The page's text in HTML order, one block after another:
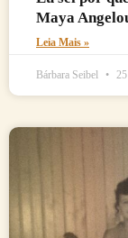
Maya
Leia Mais »
Bárbara Seibel